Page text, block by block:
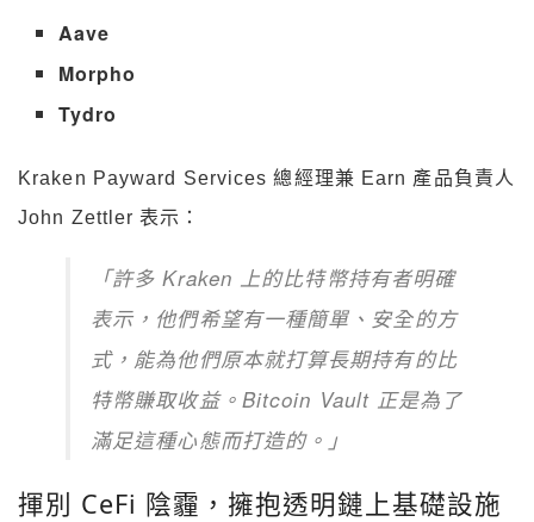
Aave
Morpho
Tydro
Kraken Payward Services 總經理兼 Earn 產品負責人
John Zettler 表示：
「許多 Kraken 上的比特幣持有者明確
表示，他們希望有一種簡單、安全的方
式，能為他們原本就打算長期持有的比
特幣賺取收益。Bitcoin Vault 正是為了
滿足這種心態而打造的。」
揮別 CeFi 陰霾，擁抱透明鏈上基礎設施